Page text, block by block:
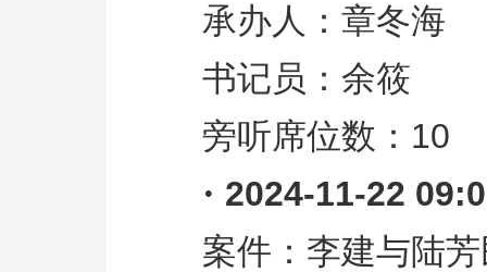
承办人：章冬海
书记员：余筱
旁听席位数： 10
· 2024-11-22
案件：李建与陆